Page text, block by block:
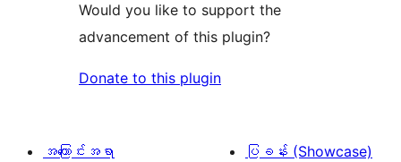
Would you like to support the
advancement of this plugin?
Donate to this plugin
အကြောင်းအရာ
ပြခန်း (Showcase)